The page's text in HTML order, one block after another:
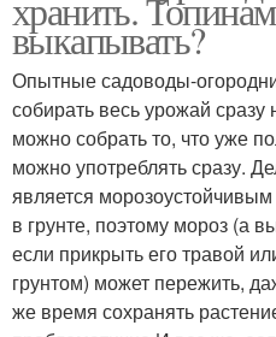
выкапывать?
Опытные садоводы-
собирать весь урожай сразу
можно собрать то, что уже
можно употреблять сразу.
является
в грунте, поэтому мороз (а
если прикрыть его травой
грунтом) может пережить,
же время сохранять